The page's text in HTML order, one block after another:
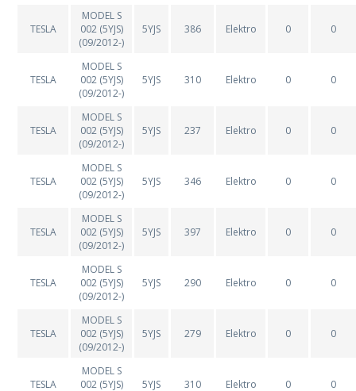
TESLA
MODEL S
002 (5YJS)
(09/2012-)
5YJS 386 Elektro 0 0
TESLA
MODEL S
002 (5YJS)
(09/2012-)
5YJS 310 Elektro 0 0
TESLA
MODEL S
002 (5YJS)
(09/2012-)
5YJS 237 Elektro 0 0
TESLA
MODEL S
002 (5YJS)
(09/2012-)
5YJS 346 Elektro 0 0
TESLA
MODEL S
002 (5YJS)
(09/2012-)
5YJS 397 Elektro 0 0
TESLA
MODEL S
002 (5YJS)
(09/2012-)
5YJS 290 Elektro 0 0
TESLA
MODEL S
002 (5YJS)
(09/2012-)
5YJS 279 Elektro 0 0
TESLA
MODEL S
002 (5YJS)
5YJS 310 Elektro 0 0